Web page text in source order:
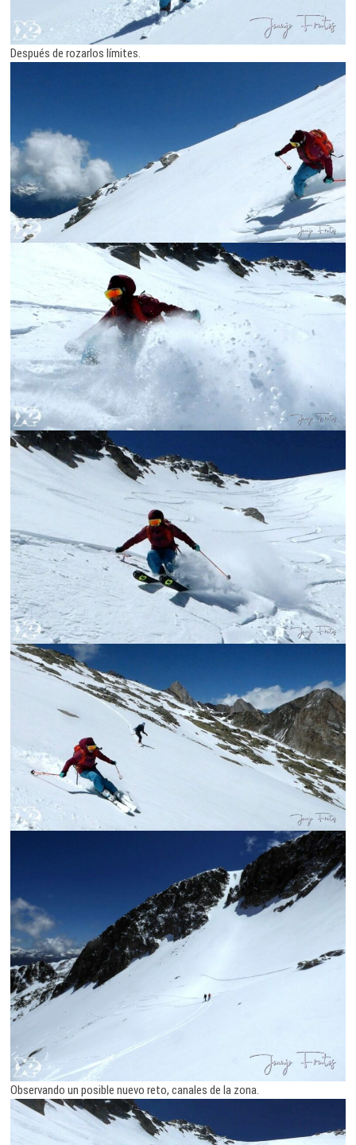
Después de rozarlos límites.
Observando un posible nuevo reto, canales de la zona.